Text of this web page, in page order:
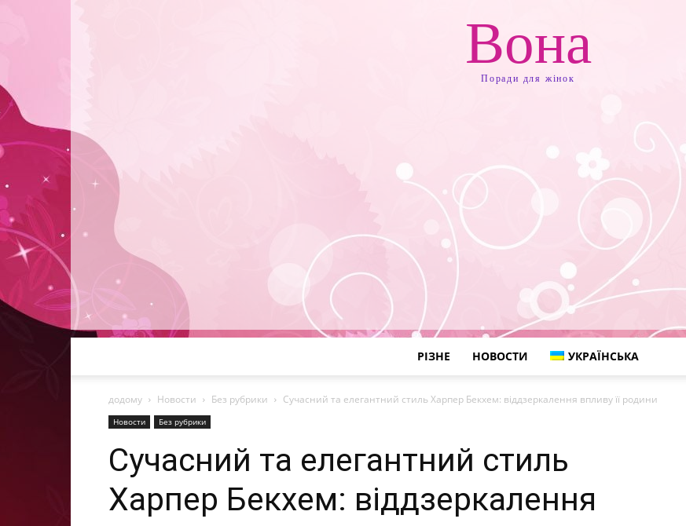
Вона
Поради для жінок
РІЗНЕ НОВОСТИ УКРАЇНСЬКА
додому Новости Без рубрики Сучасний та елегантний стиль Харпер Бекхем: віддзеркалення впливу її родини
Новости Без рубрики
Сучасний та елегантний стиль
Харпер Бекхем: віддзеркалення